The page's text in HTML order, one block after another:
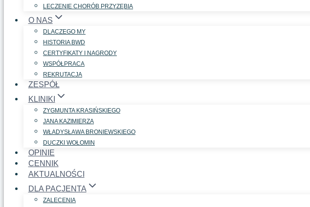
LECZENIE CHORÓB PRZYZĘBIA
O NAS
DLACZEGO MY
HISTORIA BWD
CERTYFIKATY I NAGRODY
WSPÓŁPRACA
REKRUTACJA
ZESPÓŁ
KLINIKI
ZYGMUNTA KRASIŃSKIEGO
JANA KAZIMIERZA
WŁADYSŁAWA BRONIEWSKIEGO
DUCZKI WOŁOMIN
OPINIE
CENNIK
AKTUALNOŚCI
DLA PACJENTA
ZALECENIA